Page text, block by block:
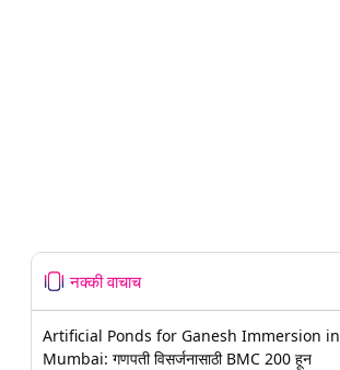
नक्की वाचाच
Artificial Ponds for Ganesh Immersion in
Mumbai: गणपती विसर्जनासाठी BMC 200 हून